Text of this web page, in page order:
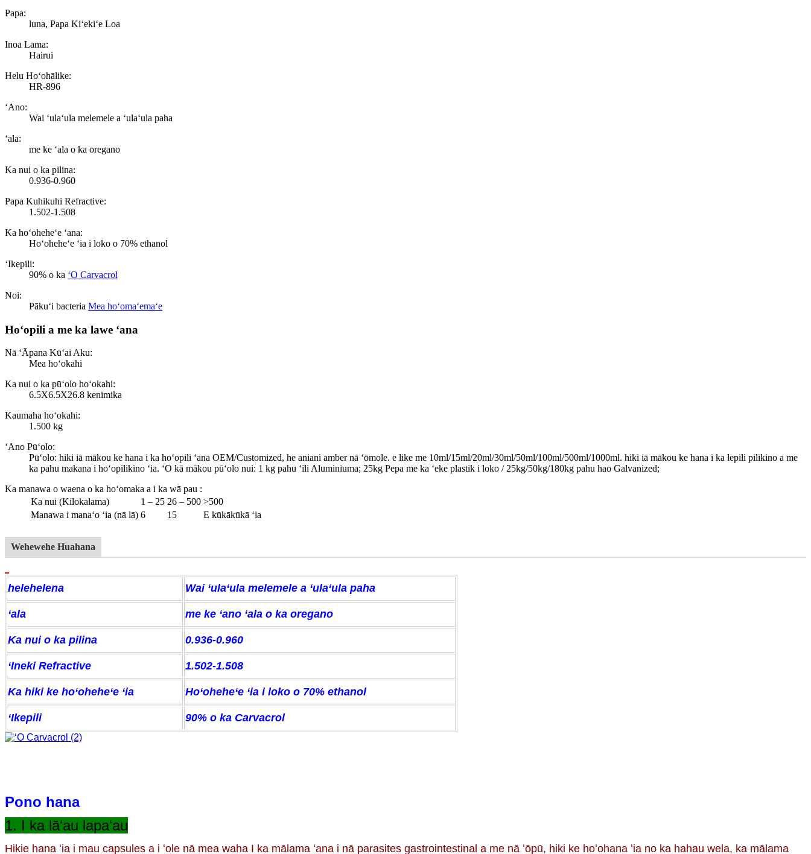
Papa:
luna, Papa Kiʻekiʻe Loa
Inoa Lama:
Hairui
Helu Hoʻohālike:
HR-896
ʻAno:
Wai ʻulaʻula melemele a ʻulaʻula paha
ʻala:
me ke ʻala o ka oregano
Ka nui o ka pilina:
0.936-0.960
Papa Kuhikuhi Refractive:
1.502-1.508
Ka hoʻoheheʻe ʻana:
Hoʻoheheʻe ʻia i loko o 70% ethanol
ʻIkepili:
90% o ka ʻO Carvacrol
Noi:
Pākuʻi bacteria Mea hoʻomaʻemaʻe
Hoʻopili a me ka lawe ʻana
Nā ʻĀpana Kūʻai Aku:
Mea hoʻokahi
Ka nui o ka pūʻolo hoʻokahi:
6.5X6.5X26.8 kenimika
Kaumaha hoʻokahi:
1.500 kg
ʻAno Pūʻolo:
Pūʻolo: hiki iā mākou ke hana i ka hoʻopili ʻana OEM/Customized, he aniani amber nā ʻōmole. e like me 10ml/15ml/20ml/30ml/50ml/100ml/500ml/1000ml. hiki iā mākou ke hana i ka lepili pilikino a me
ka pahu makana i hoʻopilikino ʻia. ʻO kā mākou pūʻolo nui: 1 kg pahu ʻili Aluminiuma; 25kg Pepa me ka ʻeke plastik i loko / 25kg/50kg/180kg pahu hao Galvanized;
Ka manawa o waena o ka hoʻomaka a i ka wā pau :
Ka nui (Kilokalama)
1 – 25 26 – 500 >500
Manawa i manaʻo ʻia (nā lā) 6 15 E kūkākūkā ʻia
Wehewehe Huahana
helehelena Wai ʻulaʻula melemele a ʻulaʻula paha
ʻala me ke ʻano ʻala o ka oregano
Ka nui o ka pilina 0.936-0.960
ʻIneki Refractive 1.502-1.508
Ka hiki ke hoʻoheheʻe ʻia Hoʻoheheʻe ʻia i loko o 70% ethanol
ʻIkepili 90% o ka Carvacrol
Pono hana
1. I ka lāʻau lapaʻau
Hikie hana ʻia i mau capsules a i ʻole nā ​​​​​​mea waha I ka mālama ʻana i nā parasites gastrointestinal a me nā ʻōpū, hiki ke hoʻohana ʻia no ka hahau wela, ka mālama